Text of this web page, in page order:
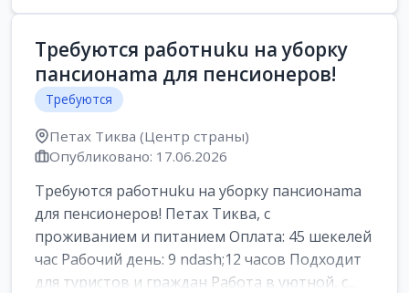
Требуются работнuku на уборку
пансионama для пенсионеров!
Требуются
Петах Тиква (Центр страны)
Опубликовано: 17.06.2026
Требуются работнuku на уборку пансионama
для пенсионеров! Петах Тиква, с
проживанием и питанием Оплата: 45 шекелей
час Рабочий день: 9 ndash;12 часов Подходит
для туристов и граждан Работа в уютной, с...